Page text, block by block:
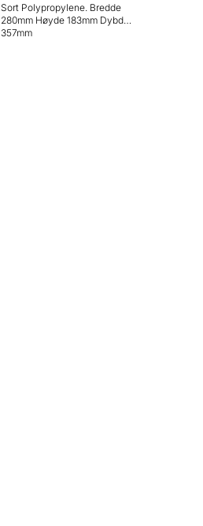
Sort Polypropylene. Bredde
280mm Høyde 183mm Dybde
357mm